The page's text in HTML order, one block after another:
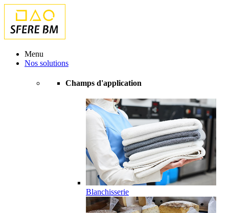
Menu
Nos solutions
Champs d'application
Blanchisserie